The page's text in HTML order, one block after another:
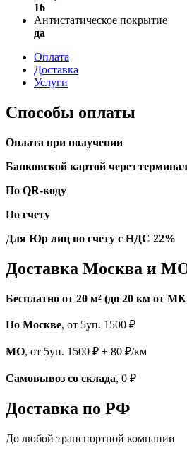
16
Антистатическое покрытие
да
Оплата
Доставка
Услуги
Способы оплаты
Оплата при получении
Банковской картой через терминал
По QR-коду
По счету
Для Юр лиц по счету с НДС 22%
Доставка Москва и
Бесплатно от 20 м² (до 20 км от
По Москве, от 5уп. 1500 ₽
МО, от 5уп. 1500 ₽ + 80 ₽/км
Самовывоз со склада, 0 ₽
Доставка по РФ
До любой транспортной компании